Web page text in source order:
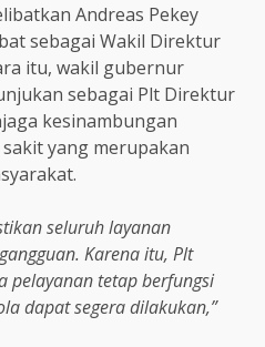
Andreas Pekey
sebagai Wakil Direktur
itu, wakil gubernur
sebagai Plt Direktur
kesinambungan
yang merupakan
seluruh layanan
Karena itu, Plt
pelayanan tetap berfungsi
dapat segera dilakukan,”